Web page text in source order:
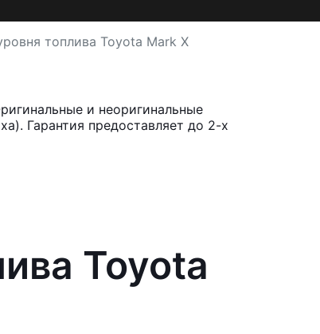
топлива Toyota Mark X
и неоригинальные
Гарантия предоставляет до 2-х
Toyota